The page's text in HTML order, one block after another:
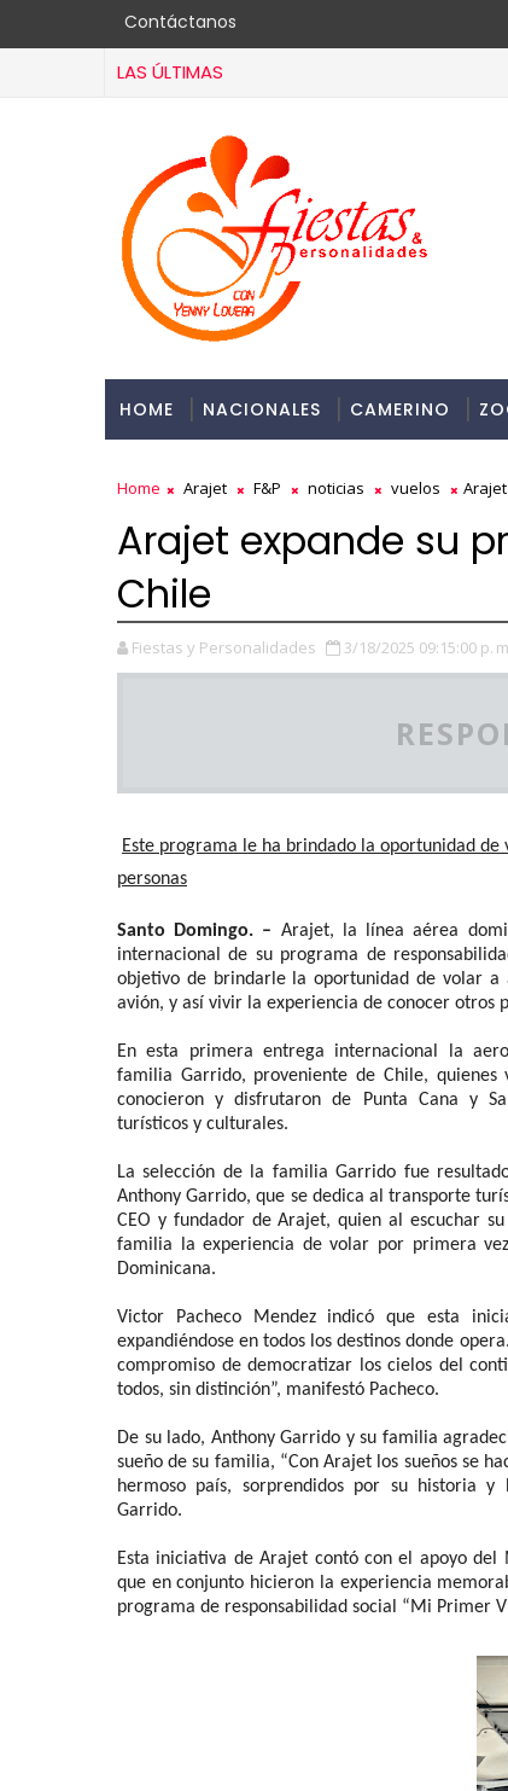
Contáctanos
LAS ÚLTIMAS
HOME NACIONALES CAMERINO
Home Arajet F&P noticias vuelos
Arajet expande su
Chile
Fiestas y Personalidades 3/18/2025 09:15:00 p.
Este programa le ha brindado la oportunidad
personas
Santo Domingo. – Arajet, la línea aérea
internacional de su programa de
objetivo de brindarle la oportunidad de volar a
avión, y así vivir la experiencia de conocer otros
En esta primera entrega internacional la
familia Garrido, proveniente de Chile, quienes
conocieron y disfrutaron de Punta Cana y
turísticos y culturales.
La selección de la familia Garrido fue
Anthony Garrido, que se dedica al transporte
CEO y fundador de Arajet, quien al escuchar
familia la experiencia de volar por primera
Dominicana.
Victor Pacheco Mendez indicó que esta
expandiéndose en todos los destinos donde
compromiso de democratizar los cielos del
todos, sin distinción”, manifestó Pacheco.
De su lado, Anthony Garrido y su familia
sueño de su familia, “Con Arajet los sueños se
hermoso país, sorprendidos por su historia y
Garrido.
Esta iniciativa de Arajet contó con el apoyo
que en conjunto hicieron la experiencia
programa de responsabilidad social “Mi Primer